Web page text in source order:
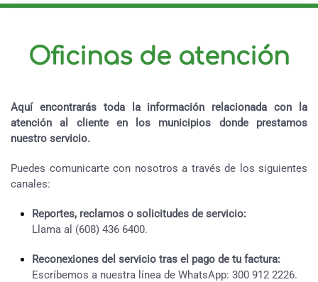
Oficinas de atención
Aquí encontrarás toda la información relacionada con la
atención al cliente en los municipios donde prestamos
nuestro servicio.
Puedes comunicarte con nosotros a través de los siguientes
canales:
Reportes, reclamos o solicitudes de servicio:
Llama al (608) 436 6400.
Reconexiones del servicio tras el pago de tu factura:
Escríbemos a nuestra línea de WhatsApp: 300 912 2226.